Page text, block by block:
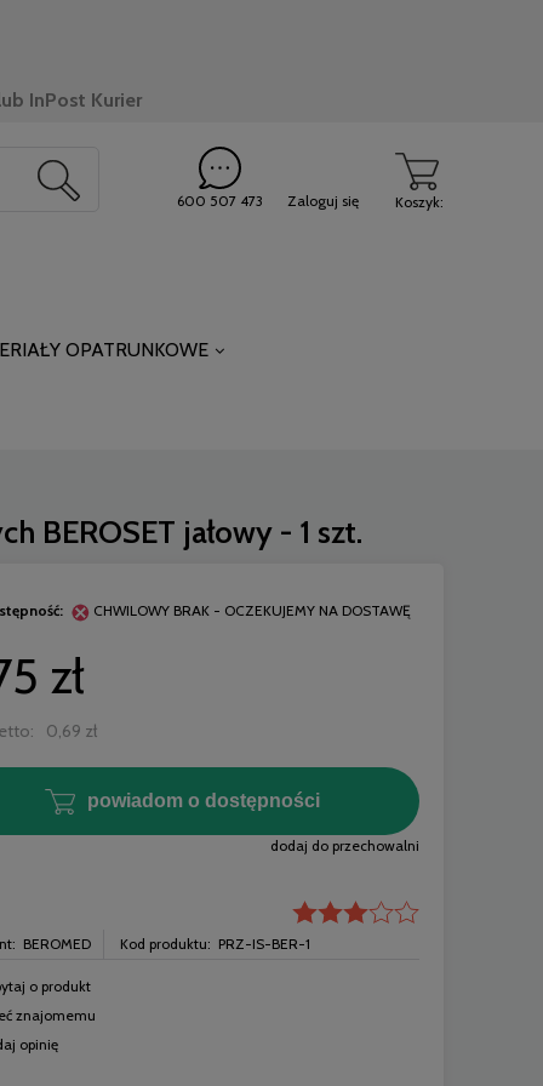
InPost Kurier
Koszyk:
600 507 473 Zaloguj się
OPATRUNKOWE
dispoFine Igły iniekcyjne 0,5x40 mm
BEROSET jałowy - 1 szt.
CHWILOWY BRAK - OCZEKUJEMY NA DOSTAWĘ
zł
0,69 zł
powiadom o dostępności
dodaj do przechowalni
BEROMED Kod produktu: PRZ-IS-BER-1
o produkt
znajomemu
opinię